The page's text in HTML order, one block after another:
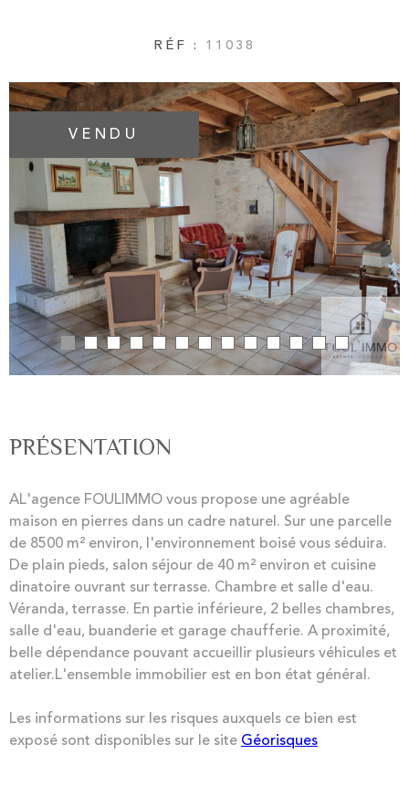
RÉF : 11038
VENDU
PRÉSENTATION
AL'agence FOULIMMO vous propose une agréable
maison en pierres dans un cadre naturel. Sur une parcelle
de 8500 m² environ, l'environnement boisé vous séduira.
De plain pieds, salon séjour de 40 m² environ et cuisine
dinatoire ouvrant sur terrasse. Chambre et salle d'eau.
Véranda, terrasse. En partie inférieure, 2 belles chambres,
salle d'eau, buanderie et garage chaufferie. A proximité,
belle dépendance pouvant accueillir plusieurs véhicules et
atelier.L'ensemble immobilier est en bon état général.
Les informations sur les risques auxquels ce bien est
exposé sont disponibles sur le site Géorisques